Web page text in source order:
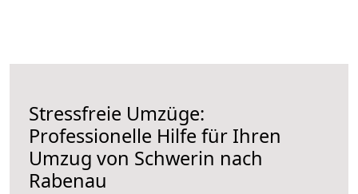
Stressfreie Umzüge:
Professionelle Hilfe für Ihren
Umzug von Schwerin nach
Rabenau